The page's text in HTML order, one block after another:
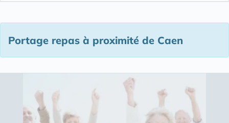
Portage repas à proximité de Caen